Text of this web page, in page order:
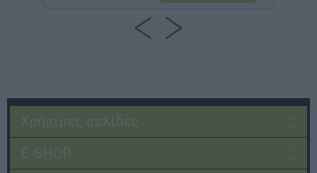
Χρήσιμες σελίδες
E-SHOP